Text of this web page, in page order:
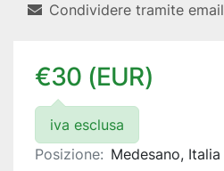
Condividere tramite email
€30 (EUR)
iva esclusa
Posizione: Medesano, Italia